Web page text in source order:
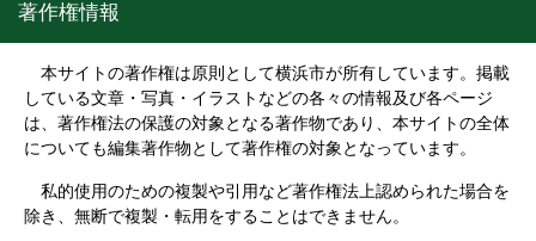
著作権情報
本サイトの著作権は原則として横浜市が所有しています。掲載
している文章・写真・イラストなどの各々の情報及び各ページ
は、著作権法の保護の対象となる著作物であり、本サイトの全体
についても編集著作物として著作権の対象となっています。
私的使用のための複製や引用など著作権法上認められた場合を
除き、無断で複製・転用をすることはできません。